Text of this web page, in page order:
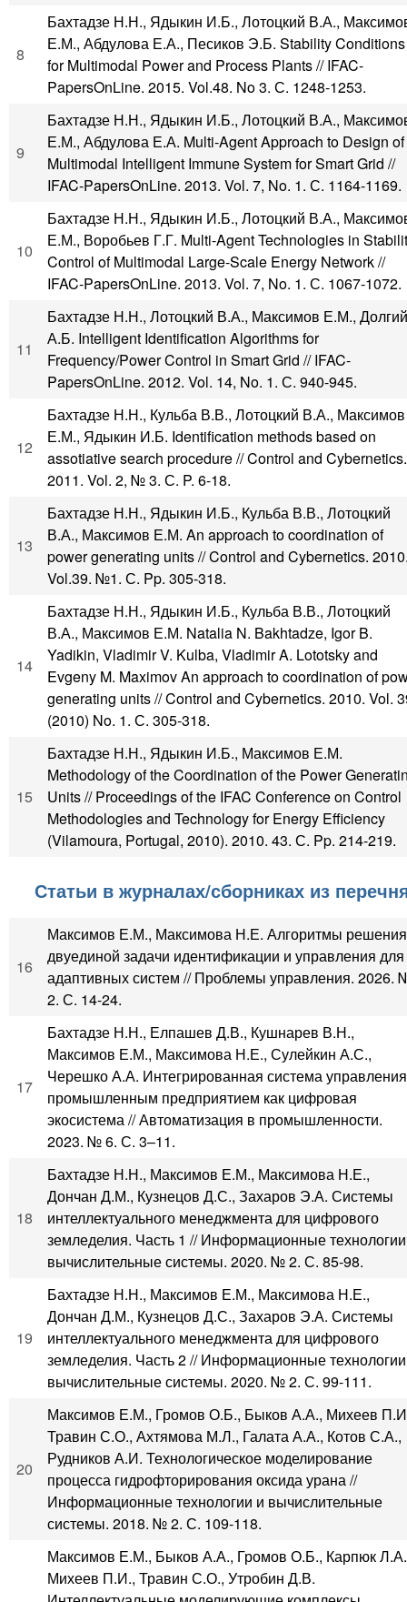
8
Бахтадзе Н.Н., Ядыкин И.Б., Лотоцкий В.А.,
Е.М., Абдулова Е.А., Песиков Э.Б. Stability Conditions
for Multimodal Power and Process Plants // IFAC-
PapersOnLine. 2015. Vol.48. No 3. С. 1248-1253.
9
Бахтадзе Н.Н., Ядыкин И.Б., Лотоцкий В.А.,
Е.М., Абдулова Е.А. Multi-Agent Approach to Design of
Multimodal Intelligent Immune System for Smart Grid //
IFAC-PapersOnLine. 2013. Vol. 7, No. 1. С. 1164-1169.
10
Бахтадзе Н.Н., Ядыкин И.Б., Лотоцкий В.А.,
Е.М., Воробьев Г.Г. Multi-Agent Technologies in
Control of Multimodal Large-Scale Energy Network //
IFAC-PapersOnLine. 2013. Vol. 7, No. 1. С. 1067-1072.
11
Бахтадзе Н.Н., Лотоцкий В.А., Максимов Е.М., Долгий
А.Б. Intelligent Identification Algorithms for
Frequency/Power Control in Smart Grid // IFAC-
PapersOnLine. 2012. Vol. 14, No. 1. С. 940-945.
12
Бахтадзе Н.Н., Кульба В.В., Лотоцкий В.А., Максимов
Е.М., Ядыкин И.Б. Identification methods based on
assotiative search procedure // Control and Cybernetics.
2011. Vol. 2, № 3. С. P. 6-18.
13
Бахтадзе Н.Н., Ядыкин И.Б., Кульба В.В., Лотоцкий
В.А., Максимов Е.М. An approach to coordination of
power generating units // Control and Cybernetics.
Vol.39. №1. С. Pp. 305-318.
14
Бахтадзе Н.Н., Ядыкин И.Б., Кульба В.В., Лотоцкий
В.А., Максимов Е.М. Natalia N. Bakhtadze, Igor B.
Yadikin, Vladimir V. Kulba, Vladimir A. Lototsky and
Evgeny M. Maximov An approach to coordination of
generating units // Control and Cybernetics. 2010. Vol.
(2010) No. 1. С. 305-318.
15
Бахтадзе Н.Н., Ядыкин И.Б., Максимов Е.М.
Methodology of the Coordination of the Power
Units // Proceedings of the IFAC Conference on Control
Methodologies and Technology for Energy Efficiency
(Vilamoura, Portugal, 2010). 2010. 43. С. Pp. 214-219.
Статьи в журналах/сборниках из
16
Максимов Е.М., Максимова Н.Е. Алгоритмы решения
двуединой задачи идентификации и управления для
адаптивных систем // Проблемы управления. 2026.
2. С. 14-24.
17
Бахтадзе Н.Н., Елпашев Д.В., Кушнарев В.Н.,
Максимов Е.М., Максимова Н.Е., Сулейкин А.С.,
Черешко А.А. Интегрированная система управления
промышленным предприятием как цифровая
экосистема // Автоматизация в промышленности.
2023. № 6. С. 3–11.
18
Бахтадзе Н.Н., Максимов Е.М., Максимова Н.Е.,
Дончан Д.М., Кузнецов Д.С., Захаров Э.А. Системы
интеллектуального менеджмента для цифрового
земледелия. Часть 1 // Информационные
вычислительные системы. 2020. № 2. С. 85-98.
19
Бахтадзе Н.Н., Максимов Е.М., Максимова Н.Е.,
Дончан Д.М., Кузнецов Д.С., Захаров Э.А. Системы
интеллектуального менеджмента для цифрового
земледелия. Часть 2 // Информационные
вычислительные системы. 2020. № 2. С. 99-111.
20
Максимов Е.М., Громов О.Б., Быков А.А., Михеев
Травин С.О., Ахтямова М.Л., Галата А.А., Котов С.А.,
Рудников А.И. Технологическое моделирование
процесса гидрофторирования оксида урана //
Информационные технологии и вычислительные
системы. 2018. № 2. С. 109-118.
Максимов Е.М., Быков А.А., Громов О.Б., Карпюк
Михеев П.И., Травин С.О., Утробин Д.В.